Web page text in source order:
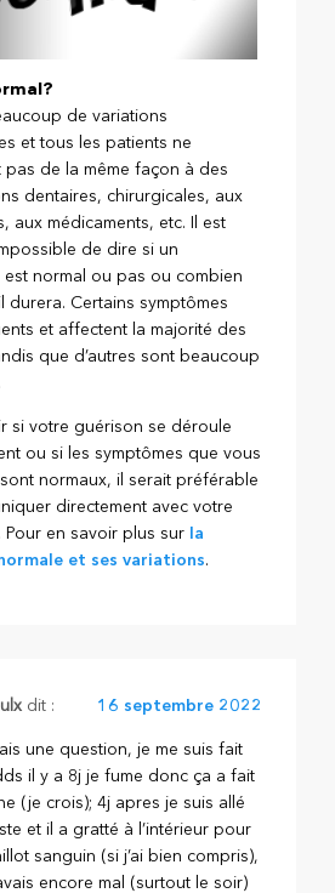
de variations
et tous les patients ne
pas de la même façon à des
dentaires, chirurgicales, aux
aux médicaments, etc. Il est
de dire si un
est normal ou pas ou combien
durera. Certains symptômes
et affectent la majorité des
que d’autres sont beaucoup
si votre guérison se déroule
ou si les symptômes que vous
normaux, il serait préférable
directement avec votre
Pour en savoir plus sur
la
et ses variations.
dit : 16 septembre 2022
une question, je me suis fait
il y a 8j je fume donc ça a fait
(je crois); 4j apres je suis allé
et il a gratté à l’intérieur pour
sanguin (si j’ai bien compris),
encore mal (surtout le soir)